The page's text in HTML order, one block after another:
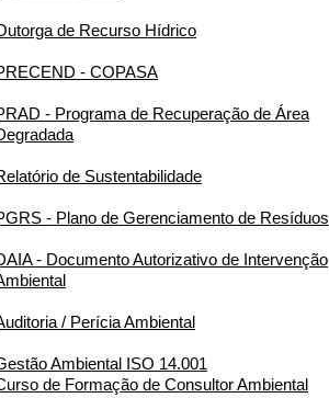
de Recurso Hídrico
- COPASA
- Programa de Recuperação de Área
de Sustentabilidade
- Plano de Gerenciamento de Resíduos
- Documento Autorizativo de Intervenção
/ Perícia Ambiental
Ambiental ISO 14.001
de Formação de Consultor Ambiental